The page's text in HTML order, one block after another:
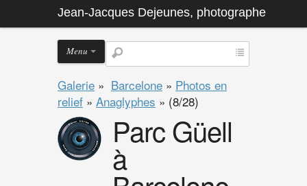
Jean-Jacques Dejeunes, photographe
Menu
Galerie » Barcelone » Photos en
relief » Anaglyphes » (8/28)
Parc Güell
à